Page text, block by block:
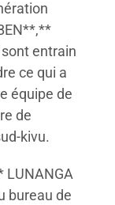
entrain
ce qui a
équipe de
de
kivu.
LUNANGA
bureau de